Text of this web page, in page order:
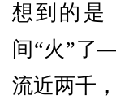
想到的是
间“火”了
流近两千